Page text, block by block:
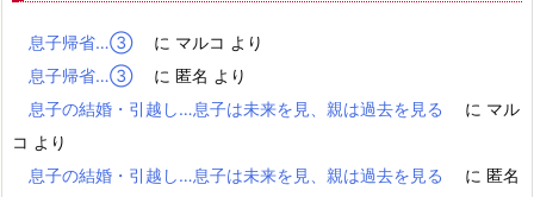
息子帰省…③ に マルコ より
息子帰省…③
に 匿名 より
息子の結婚・引越し…息子は未来を見、親は過去を見る
に マル
コ より
息子の結婚・引越し…息子は未来を見、親は過去を見る
に 匿名